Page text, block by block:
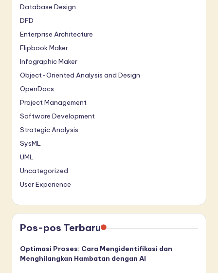
Database Design
DFD
Enterprise Architecture
Flipbook Maker
Infographic Maker
Object-Oriented Analysis and Design
OpenDocs
Project Management
Software Development
Strategic Analysis
SysML
UML
Uncategorized
User Experience
Pos-pos Terbaru
Optimasi Proses: Cara Mengidentifikasi dan
Menghilangkan Hambatan dengan AI